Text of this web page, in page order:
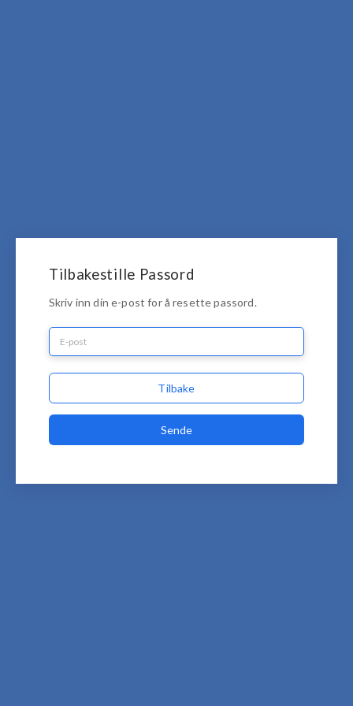
Tilbakestille Passord
Skriv inn din e-post for å resette passord.
Tilbake
Sende